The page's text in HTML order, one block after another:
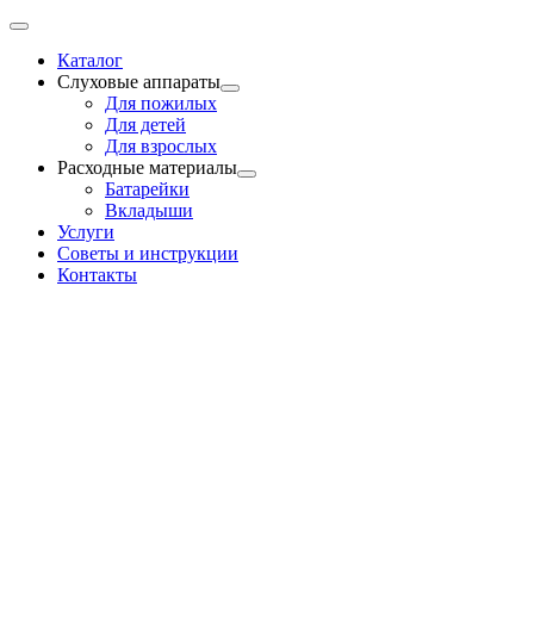
Skip
content
Toggle
NavigationКаталог
Слуховые аппараты
Для пожилых
Для детей
Для взрослых
Расходные материалы
Батарейки
Вкладыши
Услуги
Советы и инструкции
Контакты